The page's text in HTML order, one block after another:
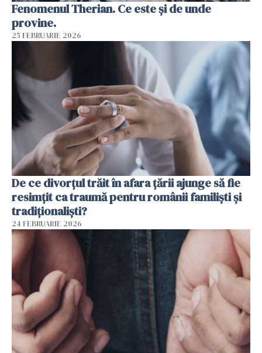
Fenomenul Therian. Ce este și de unde
provine.
25 FEBRUARIE 2026
De ce divorțul trăit în afara țării ajunge să fie
resimțit ca traumă pentru românii familiști și
tradiționaliști?
24 FEBRUARIE 2026